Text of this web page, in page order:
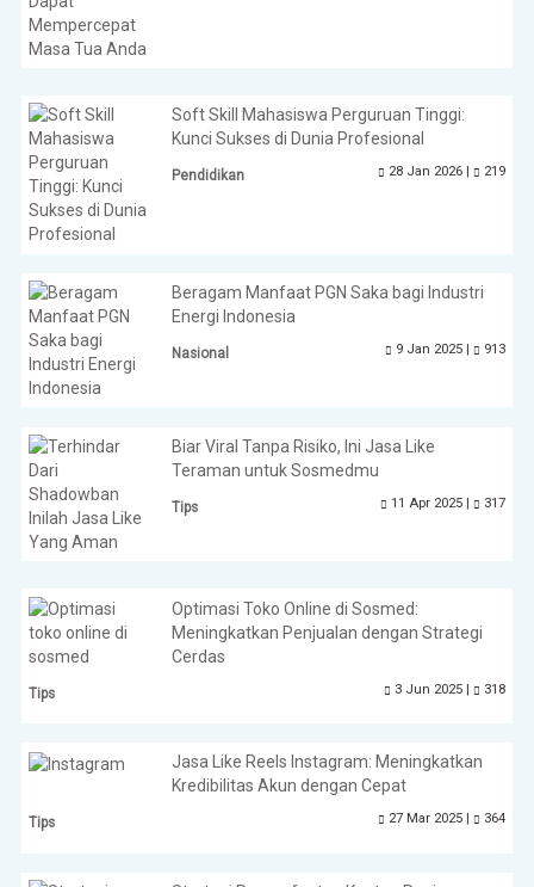
Soft Skill Mahasiswa Perguruan Tinggi:
Kunci Sukses di Dunia Profesional
Pendidikan 28 Jan 2026 | 219
Beragam Manfaat PGN Saka bagi Industri
Energi Indonesia
Nasional 9 Jan 2025 | 913
Biar Viral Tanpa Risiko, Ini Jasa Like
Teraman untuk Sosmedmu
Tips 11 Apr 2025 | 317
Optimasi Toko Online di Sosmed:
Meningkatkan Penjualan dengan Strategi
Cerdas
Tips 3 Jun 2025 | 318
Jasa Like Reels Instagram: Meningkatkan
Kredibilitas Akun dengan Cepat
Tips 27 Mar 2025 | 364